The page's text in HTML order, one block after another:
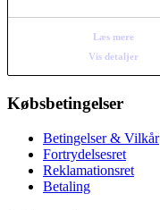
Læs mere
Vis detaljer
Købsbetingelser
Betingelser & Vilkår
Fortrydelsesret
Reklamationsret
Betaling